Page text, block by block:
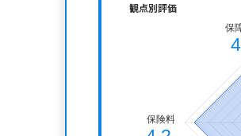
観点別評価